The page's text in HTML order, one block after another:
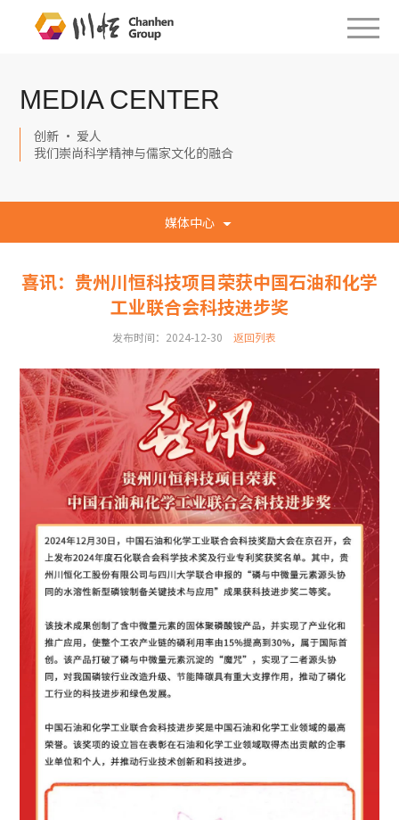
MEDIA CENTER
创新 · 爱人
我们崇尚科学精神与儒家文化的融合
媒体中心
喜讯：贵州川恒科技项目荣获中国石油和化学
工业联合会科技进步奖
发布时间：2024-12-30 返回列表